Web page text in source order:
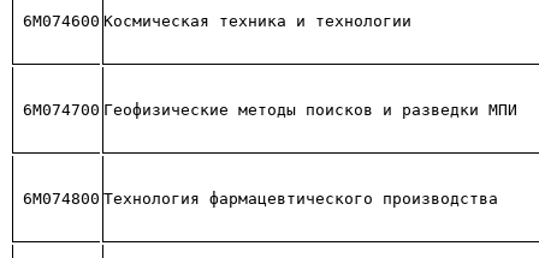
6М074600 Космическая техника и технологии
6М074700 Геофизические методы поисков и разведки МПИ
6М074800 Технология фармацевтического производства